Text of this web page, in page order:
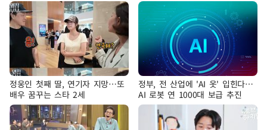
정웅인 첫째 딸, 연기자 지망…또
배우 꿈꾸는 스타 2세
정부, 전 산업에 'AI 옷' 입힌다…
AI 로봇 연 1000대 보급 추진